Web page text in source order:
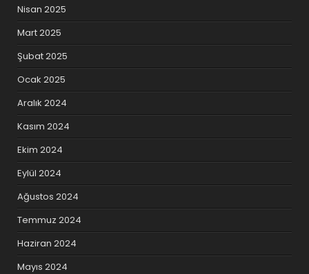
Nisan 2025
Mart 2025
Şubat 2025
Ocak 2025
Aralık 2024
Kasım 2024
Ekim 2024
Eylül 2024
Ağustos 2024
Temmuz 2024
Haziran 2024
Mayıs 2024